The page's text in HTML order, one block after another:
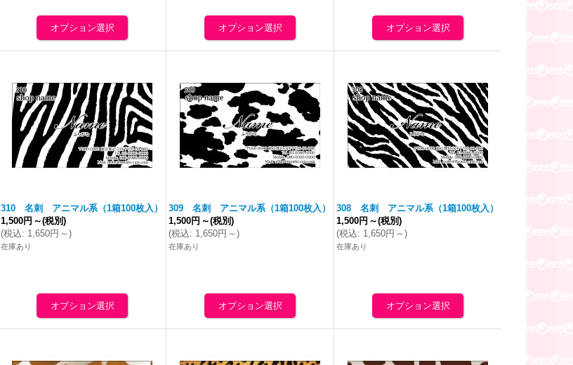
310 名刺 アニマル系（1箱100枚入）
1,500円 ～(税別)
(税込: 1,650円 ～)
在庫あり
309 名刺 アニマル系（1箱100枚入）
1,500円 ～(税別)
(税込: 1,650円 ～)
在庫あり
308 名刺 アニマル系（1箱100枚入）
1,500円 ～(税別)
(税込: 1,650円 ～)
在庫あり